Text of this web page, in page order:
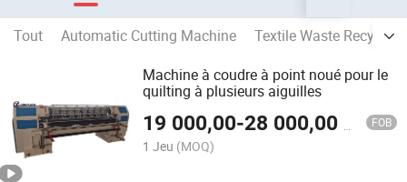
Tout Automatic Cutting Machine
Textile Waste
Machine à coudre à point noué pour le
quilting à plusieurs aiguilles
19 000,00-28 000,00 FOB
1 Jeu (MOQ)